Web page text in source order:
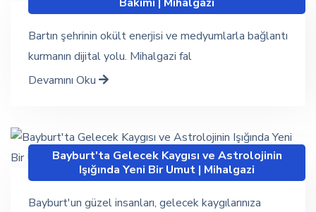
Bartın şehrinin okült enerjisi ve medyumlarla bağlantı
kurmanın dijital yolu. Mihalgazi fal
Devamını Oku
Bayburt'ta Gelecek Kaygısı ve Astrolojinin
Işığında Yeni Bir Umut | Mihalgazi
Bayburt'un güzel insanları, gelecek kaygılarınıza